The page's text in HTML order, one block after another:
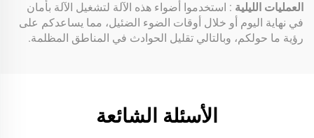
العمليات الليلية : استخدموا أضواء هذه الآلة لتشغيل الآلة بأمان
في نهاية اليوم أو خلال أوقات الضوء الضئيل، مما يساعدكم على
رؤية ما حولكم، وبالتالي تقليل الحوادث في المناطق المظلمة.
الأسئلة الشائعة